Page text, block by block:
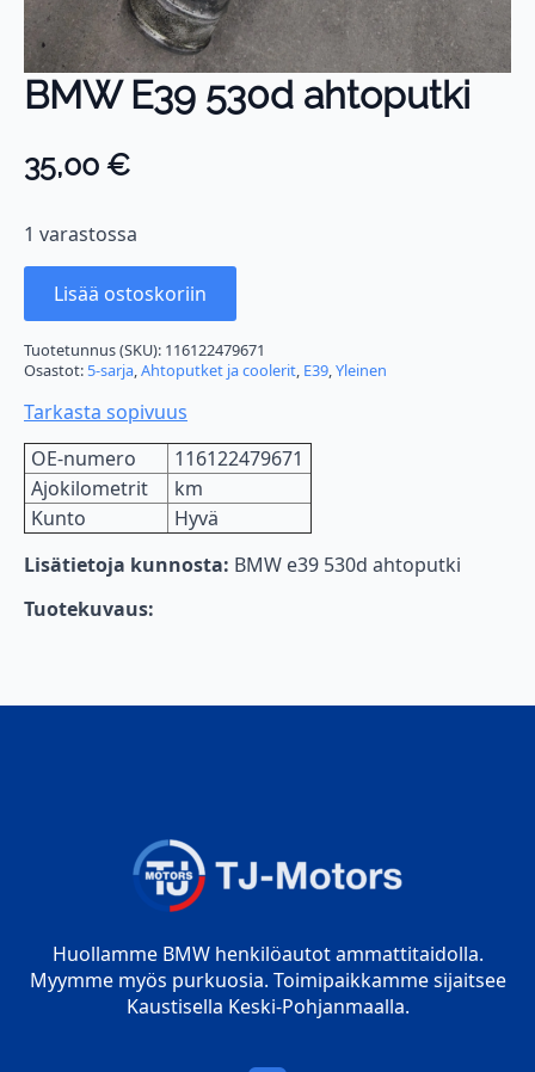
BMW E39 530d ahtoputki
35,00 €
1 varastossa
Lisää ostoskoriin
Tuotetunnus (SKU): 116122479671
Osastot: 5-sarja,Ahtoputket ja coolerit, E39,Yleinen
Tarkasta sopivuus
OE-numero
116122479671
Ajokilometrit
km
Kunto
Hyvä
Lisätietoja kunnosta: BMW e39 530d ahtoputki
Tuotekuvaus:
Huollamme BMW henkilöautot ammattitaidolla.
Myymme myös purkuosia. Toimipaikkamme sijaitsee
Kaustisella Keski-Pohjanmaalla.